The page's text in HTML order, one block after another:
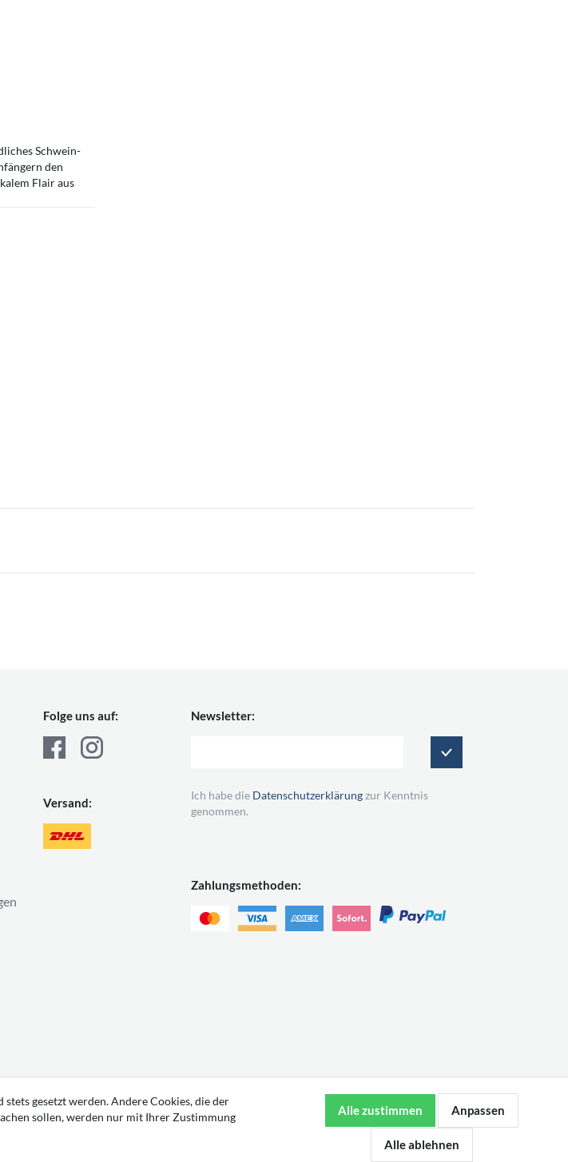
Schwein-
den
Flair aus
Folge uns auf:
Versand:
Newsletter:
Ich habe die Datenschutzerklärungzur Kenntnis
genommen.
Zahlungsmethoden:
gesetzt werden. Andere Cookies, die der
sollen, werden nur mit Ihrer Zustimmung